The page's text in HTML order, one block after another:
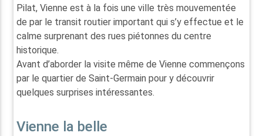
Pilat, Vienne est à la fois une ville très mouvementée
de par le transit routier important qui s’y effectue et le
calme surprenant des rues piétonnes du centre
historique.
Avant d’aborder la visite même de Vienne commençons
par le quartier de Saint-Germain pour y découvrir
quelques surprises intéressantes.
Vienne la belle